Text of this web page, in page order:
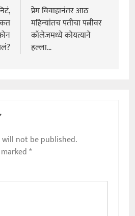
प्रेम विवाहानंतर आठ
महिन्यांतच पतीचा पत्नीवर
कॉलेजमध्ये कोयत्याने
हल्ला…
not be published.
*